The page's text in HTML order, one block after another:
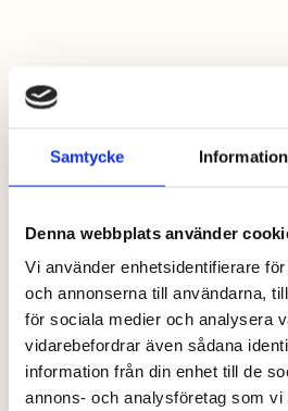
Samtycke Information
Denna webbplats använder
Vi använder enhetsidentifierare
och annonserna till användarna,
för sociala medier och analysera
vidarebefordrar även sådana
information från din enhet till de
annons- och analysföretag som vi